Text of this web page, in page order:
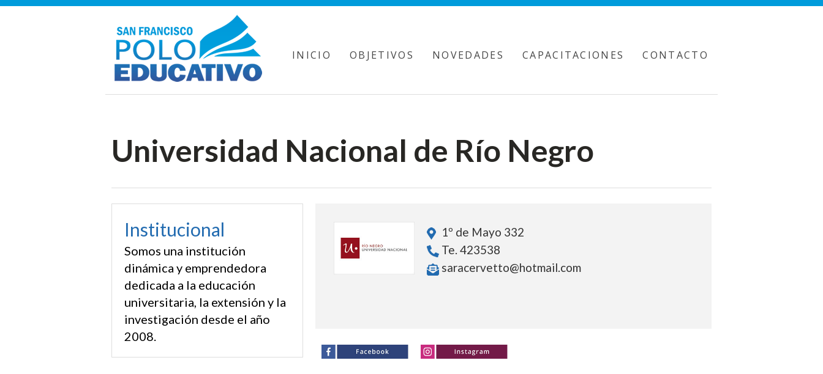
INICIO OBJETIVOS NOVEDADES CAPACITACIONES CONTACTO
Universidad Nacional de Río Negro
Institucional
Somos una institución
dinámica y emprendedora
dedicada a la educación
universitaria, la extensión y la
investigación desde el año
2008.
1º de Mayo 332
Te. 423538
saracervetto@hotmail.com